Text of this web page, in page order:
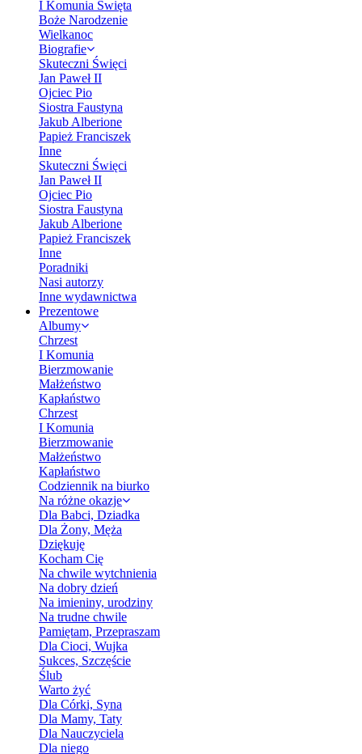
I Komunia Święta
Boże Narodzenie
Wielkanoc
Biografie
Skuteczni Święci
Jan Paweł II
Ojciec Pio
Siostra Faustyna
Jakub Alberione
Papież Franciszek
Inne
Skuteczni Święci
Jan Paweł II
Ojciec Pio
Siostra Faustyna
Jakub Alberione
Papież Franciszek
Inne
Poradniki
Nasi autorzy
Inne wydawnictwa
Prezentowe
Albumy
Chrzest
I Komunia
Bierzmowanie
Małżeństwo
Kapłaństwo
Chrzest
I Komunia
Bierzmowanie
Małżeństwo
Kapłaństwo
Codziennik na biurko
Na różne okazje
Dla Babci, Dziadka
Dla Żony, Męża
Dziękuję
Kocham Cię
Na chwile wytchnienia
Na dobry dzień
Na imieniny, urodziny
Na trudne chwile
Pamiętam, Przepraszam
Dla Cioci, Wujka
Sukces, Szczęście
Ślub
Warto żyć
Dla Córki, Syna
Dla Mamy, Taty
Dla Nauczyciela
Dla niego